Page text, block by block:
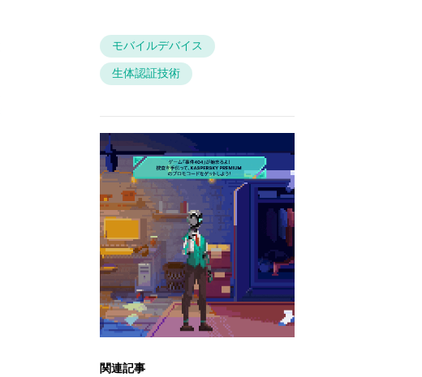
モバイルデバイス
生体認証技術
関連記事